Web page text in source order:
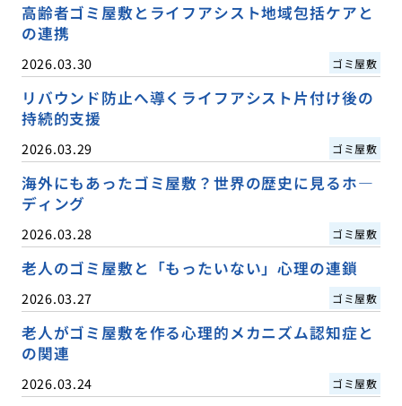
高齢者ゴミ屋敷とライフアシスト地域包括ケアと
の連携
2026.03.30 ゴミ屋敷
リバウンド防止へ導くライフアシスト片付け後の
持続的支援
2026.03.29 ゴミ屋敷
海外にもあったゴミ屋敷？世界の歴史に見るホ―
ディング
2026.03.28 ゴミ屋敷
老人のゴミ屋敷と「もったいない」心理の連鎖
2026.03.27 ゴミ屋敷
老人がゴミ屋敷を作る心理的メカニズム認知症と
の関連
2026.03.24 ゴミ屋敷